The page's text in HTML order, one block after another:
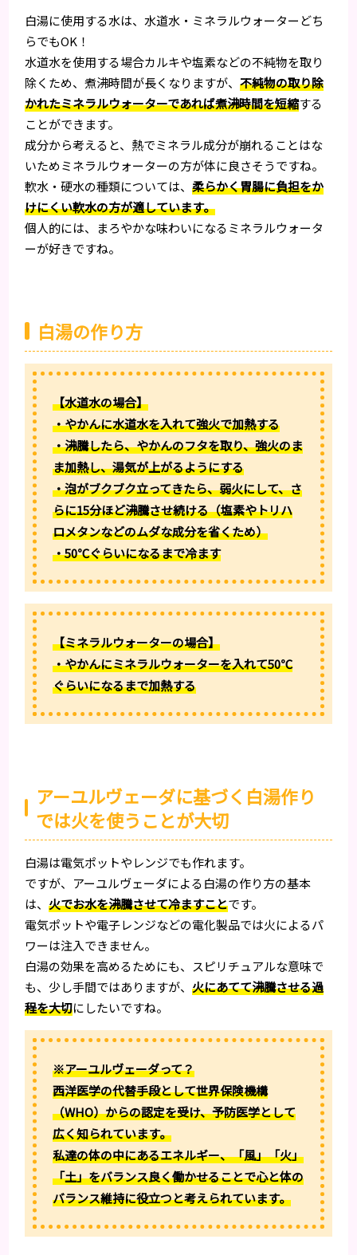
白湯に使用する水は、水道水・ミネラルウォーターどち
らでもOK！
水道水を使用する場合カルキや塩素などの不純物を取り
除くため、煮沸時間が長くなりますが、不純物の取り除
かれたミネラルウォーターであれば煮沸時間を短縮する
ことができます。
成分から考えると、熱でミネラル成分が崩れることはな
いためミネラルウォーターの方が体に良さそうですね。
軟水・硬水の種類については、柔らかく胃腸に負担をか
けにくい軟水の方が適しています。
個人的には、まろやかな味わいになるミネラルウォータ
ーが好きですね。
白湯の作り方
【水道水の場合】
・やかんに水道水を入れて強火で加熱する
・沸騰したら、やかんのフタを取り、強火のま
ま加熱し、湯気が上がるようにする
・泡がブクブク立ってきたら、弱火にして、さ
らに15分ほど沸騰させ続ける（塩素やトリハ
ロメタンなどのムダな成分を省くため）
・50℃ぐらいになるまで冷ます
【ミネラルウォーターの場合】
・やかんにミネラルウォーターを入れて50℃
ぐらいになるまで加熱する
アーユルヴェーダに基づく白湯作り
では火を使うことが大切
白湯は電気ポットやレンジでも作れます。
ですが、アーユルヴェーダによる白湯の作り方の基本
は、火でお水を沸騰させて冷ますことです。
電気ポットや電子レンジなどの電化製品では火によるパ
ワーは注入できません。
白湯の効果を高めるためにも、スピリチュアルな意味で
も、少し手間ではありますが、火にあてて沸騰させる過
程を大切にしたいですね。
※アーユルヴェーダって？
西洋医学の代替手段として世界保険機構
（WHO）からの認定を受け、予防医学として
広く知られています。
私達の体の中にあるエネルギー、「風」「火」
「土」をバランス良く働かせることで心と体の
バランス維持に役立つと考えられています。